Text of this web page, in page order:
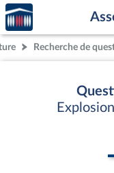
Aller au contenu
Aller en bas de la
Accèder
à la
page
d'accueilRecherche de